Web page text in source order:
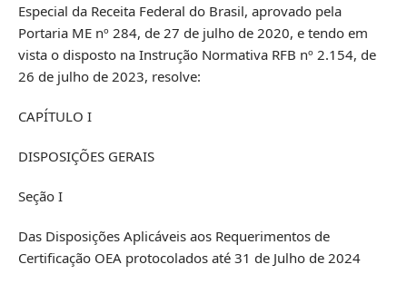
Especial da Receita Federal do Brasil, aprovado pela
Portaria ME nº 284, de 27 de julho de 2020, e tendo em
vista o disposto na Instrução Normativa RFB nº 2.154, de
26 de julho de 2023, resolve:
CAPÍTULO I
DISPOSIÇÕES GERAIS
Seção I
Das Disposições Aplicáveis aos Requerimentos de
Certificação OEA protocolados até 31 de Julho de 2024